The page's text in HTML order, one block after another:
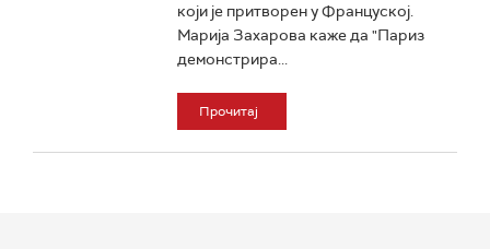
који је притворен у Француској.
Марија Захарова каже да "Париз
демонстрира...
Прочитај